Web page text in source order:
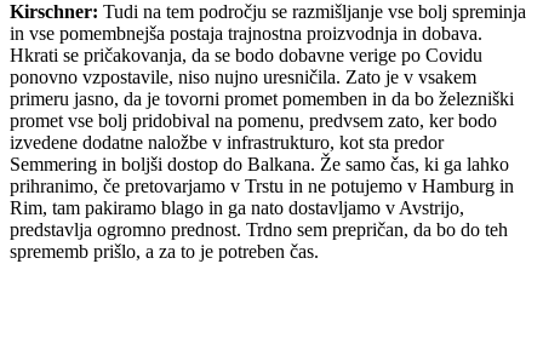
Kirschner: Tudi na tem področju se razmišljanje vse bolj spreminja
in vse pomembnejša postaja trajnostna proizvodnja in dobava.
Hkrati se pričakovanja, da se bodo dobavne verige po Covidu
ponovno vzpostavile, niso nujno uresničila. Zato je v vsakem
primeru jasno, da je tovorni promet pomemben in da bo železniški
promet vse bolj pridobival na pomenu, predvsem zato, ker bodo
izvedene dodatne naložbe v infrastrukturo, kot sta predor
Semmering in boljši dostop do Balkana. Že samo čas, ki ga lahko
prihranimo, če pretovarjamo v Trstu in ne potujemo v Hamburg in
Rim, tam pakiramo blago in ga nato dostavljamo v Avstrijo,
predstavlja ogromno prednost. Trdno sem prepričan, da bo do teh
sprememb prišlo, a za to je potreben čas.